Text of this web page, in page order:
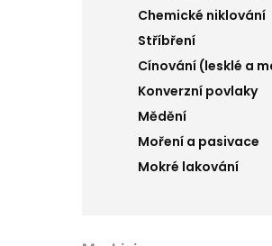
Chemické niklování
Stříbření
Cínování (lesklé a
Konverzní povlaky
Mědění
Moření a pasivace
Mokré lakování